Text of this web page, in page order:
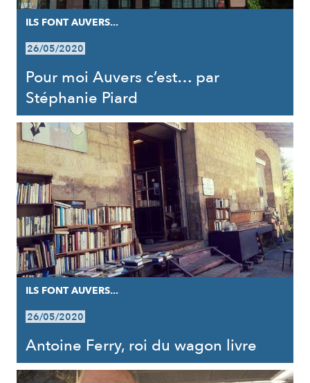
ILS FONT AUVERS...
26/05/2020
Pour moi Auvers c’est… par
Stéphanie Piard
ILS FONT AUVERS...
26/05/2020
Antoine Ferry, roi du wagon livre